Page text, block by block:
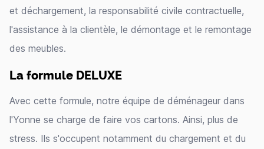
et déchargement, la responsabilité civile contractuelle,
l'assistance à la clientèle, le démontage et le remontage
des meubles.
La formule DELUXE
Avec cette formule, notre équipe de déménageur dans
l'Yonne se charge de faire vos cartons. Ainsi, plus de
stress. Ils s'occupent notamment du chargement et du